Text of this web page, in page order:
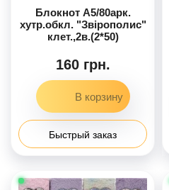
Блокнот А5/80арк.
хутр.обкл. "Звірополис"
клет.,2в.(2*50)
160 грн.
Быстрый заказ